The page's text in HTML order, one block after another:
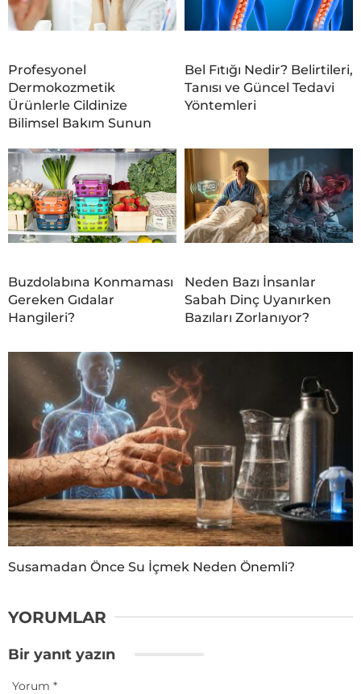
Profesyonel
Dermokozmetik
Ürünlerle Cildinize
Bilimsel Bakım Sunun
Bel Fıtığı Nedir? Belirtileri,
Tanısı ve Güncel Tedavi
Yöntemleri
Buzdolabına Konmaması
Gereken Gıdalar
Hangileri?
Neden Bazı İnsanlar
Sabah Dinç Uyanırken
Bazıları Zorlanıyor?
Susamadan Önce Su İçmek Neden Önemli?
YORUMLAR
Bir yanıt yazın
Yorum *